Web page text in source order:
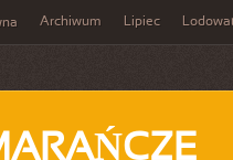
Archiwum Lipiec